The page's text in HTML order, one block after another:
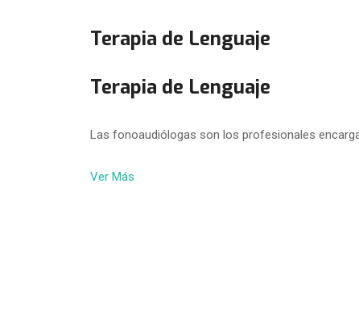
Terapia de Lenguaje
Terapia de Lenguaje
Las fonoaudiólogas son los profesionales
Ver Más